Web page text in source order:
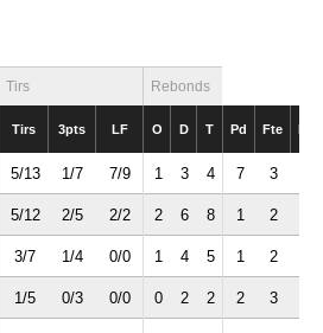
Tirs Rebonds
Tirs 3pts LF O D T Pd Fte
5/13 1/7 7/9 1 3 4 7 3
5/12 2/5 2/2 2 6 8 1 2
3/7 1/4 0/0 1 4 5 1 2
1/5 0/3 0/0 0 2 2 2 3